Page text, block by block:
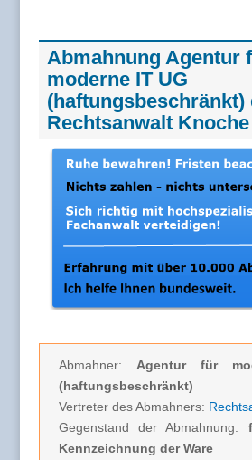
Abmahnung Agentur
moderne IT UG
(haftungsbeschränkt)
Rechtsanwalt Knoche
Abmahner: Agentur für
(haftungsbeschränkt)
Vertreter des Abmahners:
Gegenstand der Abmahnung:
Kennzeichnung der Ware